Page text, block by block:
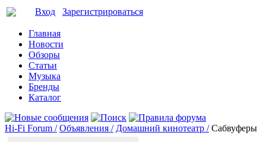
Вход Зарегистрироваться
Главная
Новости
Обзоры
Статьи
Музыка
Бренды
Каталог
Hi-Fi Forum / Объявления / Домашний кинотеатр / Cабвуферы